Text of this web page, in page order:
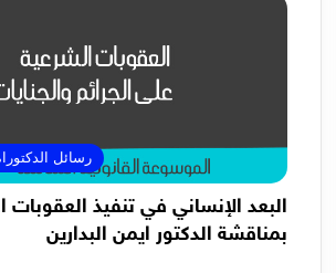
رسائل
البعد الإنساني في تنفيذ العقوبات
بمناقشة الدكتور ايمن البدارين